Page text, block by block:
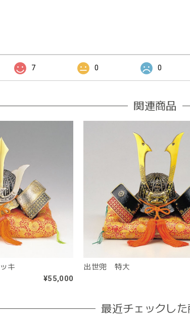
7 0 0
関連商品
キ
¥55,000
出世兜 特大
最近チェックした